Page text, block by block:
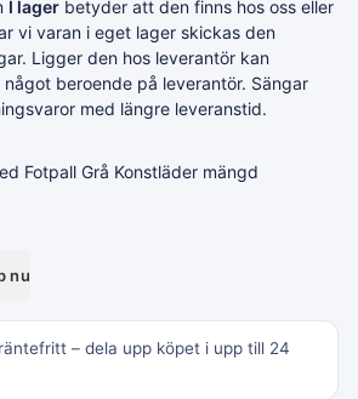
I lager betyder att den finns hos oss eller
vi varan i eget lager skickas den
Ligger den hos leverantör kan
beroende på leverantör. Sängar
med längre leveranstid.
Fotpall Grå Konstläder mängd
nu
– dela upp köpet i upp till 24